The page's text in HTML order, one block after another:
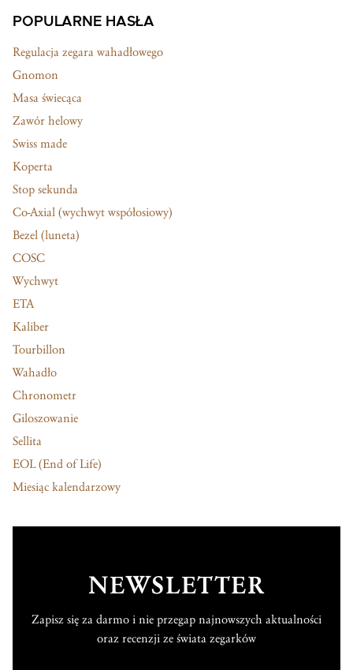
POPULARNE HASŁA
Regulacja zegara wahadłowego
Gnomon
Masa świecąca
Zawór helowy
Swiss made
Koperta
Stop sekunda
Co-Axial (wychwyt współosiowy)
Bezel (luneta)
COSC
Wychwyt
ETA
Kaliber
Tourbillon
Wahadło
Chronometr
Giloszowanie
Sellita
EOL (End of Life)
Miesiąc kalendarzowy
NEWSLETTER
Zapisz się za darmo i nie przegap najnowszych aktualności
oraz recenzji ze świata zegarków